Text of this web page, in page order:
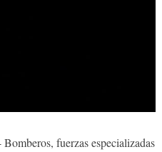
fuerzas especializadas